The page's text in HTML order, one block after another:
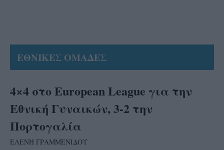
ΕΘΝΙΚΕΣ ΟΜΑΔΕΣ
4×4 στο European League για την
Εθνική Γυναικών, 3-2 την
Πορτογαλία
ΕΛΕΝΗ ΓΡΑΜΜΕΝΙΔΟΥ